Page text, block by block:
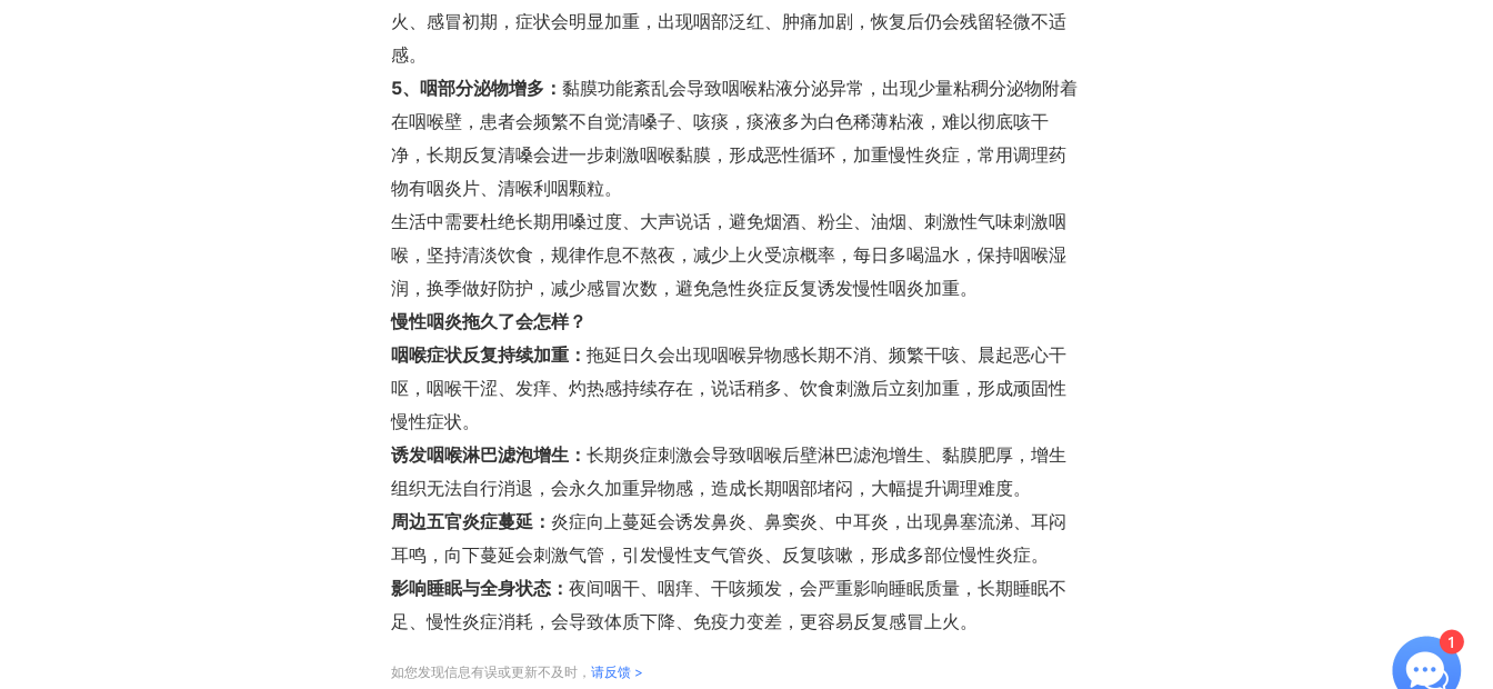
火、感冒初期，症状会明显加重，出现咽部泛红、肿痛加剧，恢复后仍会残留轻微不适
感。
5、咽部分泌物增多： 黏膜功能紊乱会导致咽喉粘液分泌异常，出现少量粘稠分泌物附着
在咽喉壁，患者会频繁不自觉清嗓子、咳痰，痰液多为白色稀薄粘液，难以彻底咳干
净，长期反复清嗓会进一步刺激咽喉黏膜，形成恶性循环，加重慢性炎症，常用调理药
物有咽炎片、清喉利咽颗粒。
生活中需要杜绝长期用嗓过度、大声说话，避免烟酒、粉尘、油烟、刺激性气味刺激咽
喉，坚持清淡饮食，规律作息不熬夜，减少上火受凉概率，每日多喝温水，保持咽喉湿
润，换季做好防护，减少感冒次数，避免急性炎症反复诱发慢性咽炎加重。
慢性咽炎拖久了会怎样？
咽喉症状反复持续加重： 拖延日久会出现咽喉异物感长期不消、频繁干咳、晨起恶心干
呕，咽喉干涩、发痒、灼热感持续存在，说话稍多、饮食刺激后立刻加重，形成顽固性
慢性症状。
诱发咽喉淋巴滤泡增生： 长期炎症刺激会导致咽喉后壁淋巴滤泡增生、黏膜肥厚，增生
组织无法自行消退，会永久加重异物感，造成长期咽部堵闷，大幅提升调理难度。
周边五官炎症蔓延： 炎症向上蔓延会诱发鼻炎、鼻窦炎、中耳炎，出现鼻塞流涕、耳闷
耳鸣，向下蔓延会刺激气管，引发慢性支气管炎、反复咳嗽，形成多部位慢性炎症。
影响睡眠与全身状态： 夜间咽干、咽痒、干咳频发，会严重影响睡眠质量，长期睡眠不
足、慢性炎症消耗，会导致体质下降、免疫力变差，更容易反复感冒上火。
如您发现信息有误或更新不及时， 请反馈 >